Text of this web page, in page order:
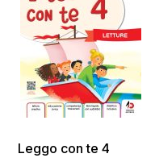
Leggo con te 4